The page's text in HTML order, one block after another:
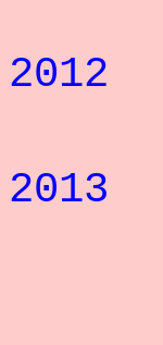
2°
2012
2013
15